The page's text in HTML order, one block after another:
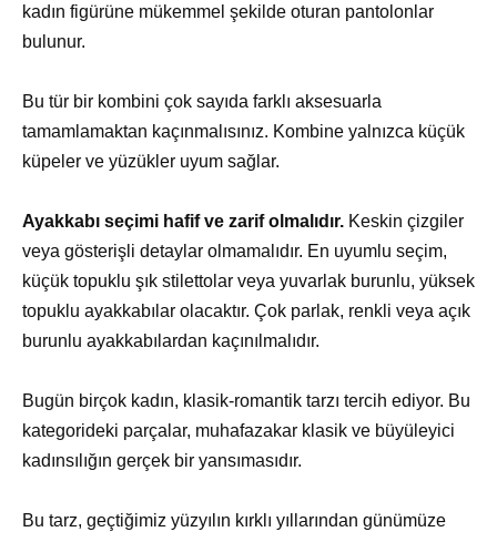
kadın figürüne mükemmel şekilde oturan pantolonlar
bulunur.
Bu tür bir kombini çok sayıda farklı aksesuarla
tamamlamaktan kaçınmalısınız. Kombine yalnızca küçük
küpeler ve yüzükler uyum sağlar.
Ayakkabı seçimi hafif ve zarif olmalıdır. Keskin çizgiler
veya gösterişli detaylar olmamalıdır. En uyumlu seçim,
küçük topuklu şık stilettolar veya yuvarlak burunlu, yüksek
topuklu ayakkabılar olacaktır. Çok parlak, renkli veya açık
burunlu ayakkabılardan kaçınılmalıdır.
Bugün birçok kadın, klasik-romantik tarzı tercih ediyor. Bu
kategorideki parçalar, muhafazakar klasik ve büyüleyici
kadınsılığın gerçek bir yansımasıdır.
Bu tarz, geçtiğimiz yüzyılın kırklı yıllarından günümüze